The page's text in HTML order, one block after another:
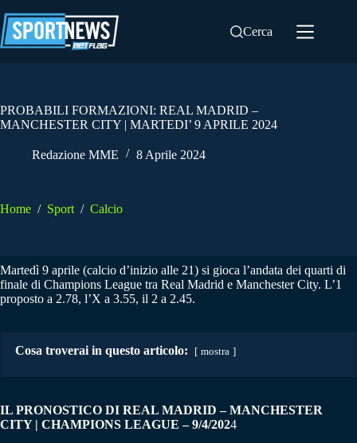
al
contenuto
Cerca
PROBABILI FORMAZIONI: REAL MADRID –
MANCHESTER CITY | MARTEDI’ 9 APRILE 2024
Redazione MME 8 Aprile 2024
Home / Sport / Calcio
Martedì 9 aprile (calcio d’inizio alle 21) si gioca l’andata dei quarti di
finale di Champions League tra Real Madrid e Manchester City. L’1
proposto a 2.78, l’X a 3.55, il 2 a 2.45.
Cosa troverai in questo articolo: mostra
IL PRONOSTICO DI REAL MADRID – MANCHESTER
CITY | CHAMPIONS LEAGUE – 9/4/2024